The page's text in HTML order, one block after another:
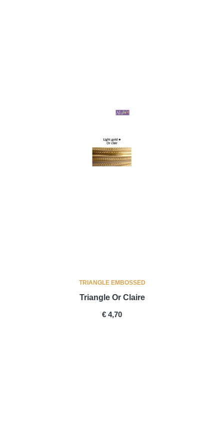
TRIANGLE EMBOSSED
Triangle Or Claire
PRICE
€ 4,70